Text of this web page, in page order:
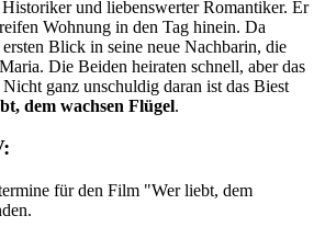
und liebenswerter Romantiker. Er
Wohnung in den Tag hinein. Da
Blick in seine neue Nachbarin, die
Die Beiden heiraten schnell, aber das
ganz unschuldig daran ist das Biest
dem wachsen Flügel.
für den Film "Wer liebt, dem